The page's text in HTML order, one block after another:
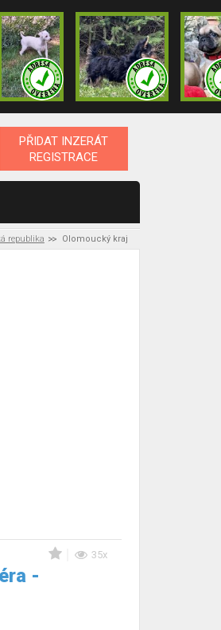
PŘIDAT INZERÁT
REGISTRACE
republika Olomoucký kraj
35x
-